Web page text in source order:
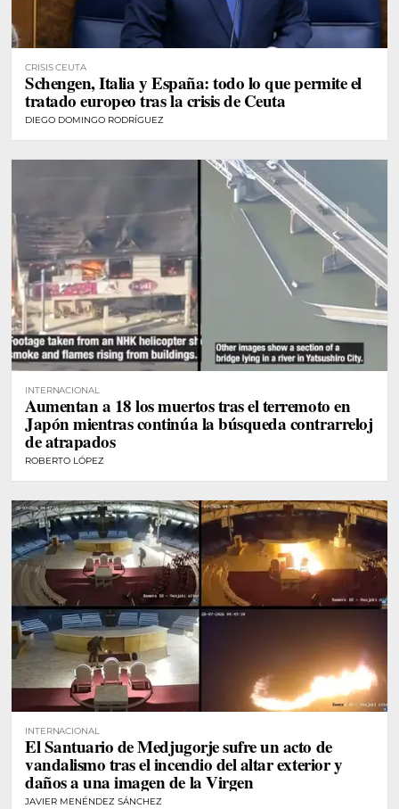
CRISIS CEUTA
Schengen, Italia y España: todo lo que permite el
tratado europeo tras la crisis de Ceuta
DIEGO DOMINGO RODRÍGUEZ
INTERNACIONAL
Aumentan a 18 los muertos tras el terremoto en
Japón mientras continúa la búsqueda contrarreloj
de atrapados
ROBERTO LÓPEZ
INTERNACIONAL
El Santuario de Medjugorje sufre un acto de
vandalismo tras el incendio del altar exterior y
daños a una imagen de la Virgen
JAVIER MENÉNDEZ SÁNCHEZ